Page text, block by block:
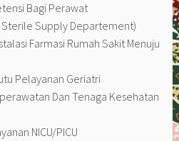
Bagi Perawat
Sterile Supply Departement)
Farmasi Rumah Sakit Menuju
Pelayanan Geriatri
Dan Tenaga Kesehatan
NICU/PICU